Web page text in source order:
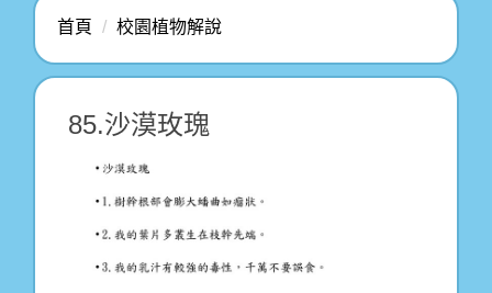
首頁 校園植物解說
85.沙漠玫瑰